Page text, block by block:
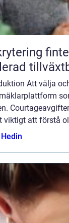
fintech så hittar bolag rätt
Att välja
viktigt att förstå